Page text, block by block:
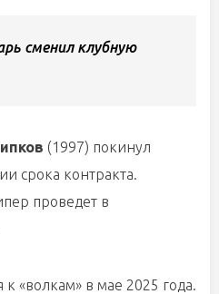
сменил клубную
(1997) покинул
срока контракта.
проведет в
«волкам» в мае 2025 года.